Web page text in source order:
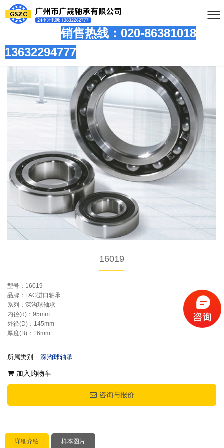
销售热线：020-86381018
13632294777
16019
型号：16019
品牌：FAG进口轴承
系列：深沟球轴承
内径(d)：95mm
外径(D)：145mm
厚度(B)：16mm
所属类别: 深沟球轴承
加入购物车
咨询与报价
详细介绍 样本图片